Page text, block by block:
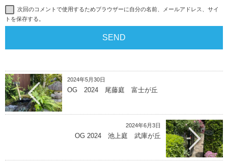
次回のコメントで使用するためブラウザーに自分の名前、メールアドレス、サイ
トを保存する。
2024年5月30日
OG 2024 尾藤庭 富士が丘
2024年6月3日
OG 2024 池上庭 武庫が丘